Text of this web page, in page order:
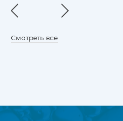
Смотреть все